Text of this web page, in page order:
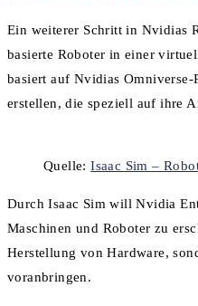
Ein weiterer Schritt in Nvidias
basierte Roboter in einer
basiert auf Nvidias
erstellen, die speziell auf ihre
Quelle:Isaac Sim –
Durch Isaac Sim will Nvidia
Maschinen und Roboter zu
Herstellung von Hardware,
voranbringen.